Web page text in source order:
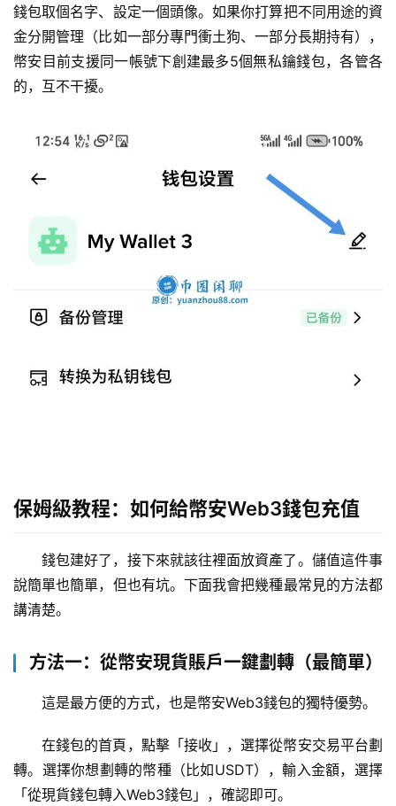
錢包取個名字、設定一個頭像。如果你打算把不同用途的資
金分開管理（比如一部分專門衝土狗、一部分長期持有），
幣安目前支援同一帳號下創建最多5個無私鑰錢包，各管各
的，互不干擾。
保姆級教程：如何給幣安Web3錢包充值
錢包建好了，接下來就該往裡面放資產了。儲值這件事
說簡單也簡單，但也有坑。下面我會把幾種最常見的方法都
講清楚。
方法一：從幣安現貨賬戶一鍵劃轉（最簡單）
這是最方便的方式，也是幣安Web3錢包的獨特優勢。
在錢包的首頁，點擊「接收」，選擇從幣安交易平台劃
轉。選擇你想劃轉的幣種（比如USDT），輸入金額，選擇
「從現貨錢包轉入Web3錢包」，確認即可。